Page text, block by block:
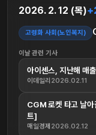
2026. 2. 12 (목)
고령화 사회(노인복지)
이날 관련 기사
아이센스, 지난해 매
이데일리 2026.02.11
CGM 로켓 타고 날
트]
매일경제 2026.02.12